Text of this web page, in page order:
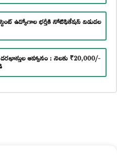
ఉద్యోగాల భర్తీకి నోటిఫికేషన్ విడుదల
ఆహ్వానం : నెలకు ₹20,000/-